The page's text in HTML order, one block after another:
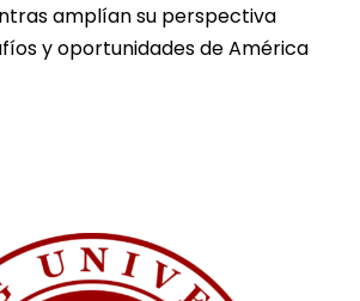
amplían su perspectiva
y oportunidades de América